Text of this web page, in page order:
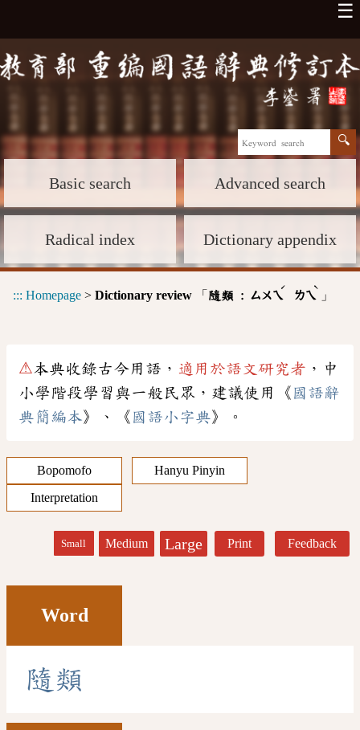
☰
Basic search Advanced search
Radical index Dictionary appendix
::: Homepage > Dictionary review 「 隨類 : ㄙㄨㄟ
ˊ
ㄌㄟ
ˋ
」
⚠本典收錄古今用語， 適用於語文研究者 ，中
小學階段學習與一般民眾，建議使用《 國語辭
典簡編本》、《 國語小字典》。
Bopomofo
Hanyu Pinyin
Interpretation
Small Medium Large Print Feedback
Word
隨 類